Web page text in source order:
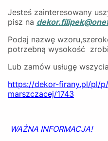
Jesteś zainteresowany
pisz na
Podaj nazwę
potrzebną wysokość
Lub zamów usługę
https://dekor-firany.pl/pl/
marszczacej/1743
WAŻNA INFORMACJA!